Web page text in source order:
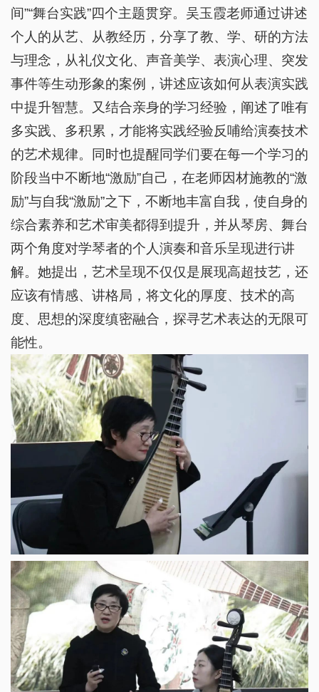
间”“舞台实践”四个主题贯穿。吴玉霞老师通过讲述
个人的从艺、从教经历，分享了教、学、研的方法
与理念，从礼仪文化、声音美学、表演心理、突发
事件等生动形象的案例，讲述应该如何从表演实践
中提升智慧。又结合亲身的学习经验，阐述了唯有
多实践、多积累，才能将实践经验反哺给演奏技术
的艺术规律。同时也提醒同学们要在每一个学习的
阶段当中不断地“激励”自己，在老师因材施教的“激
励”与自我“激励”之下，不断地丰富自我，使自身的
综合素养和艺术审美都得到提升，并从琴房、舞台
两个角度对学琴者的个人演奏和音乐呈现进行讲
解。她提出，艺术呈现不仅仅是展现高超技艺，还
应该有情感、讲格局，将文化的厚度、技术的高
度、思想的深度缜密融合，探寻艺术表达的无限可
能性。